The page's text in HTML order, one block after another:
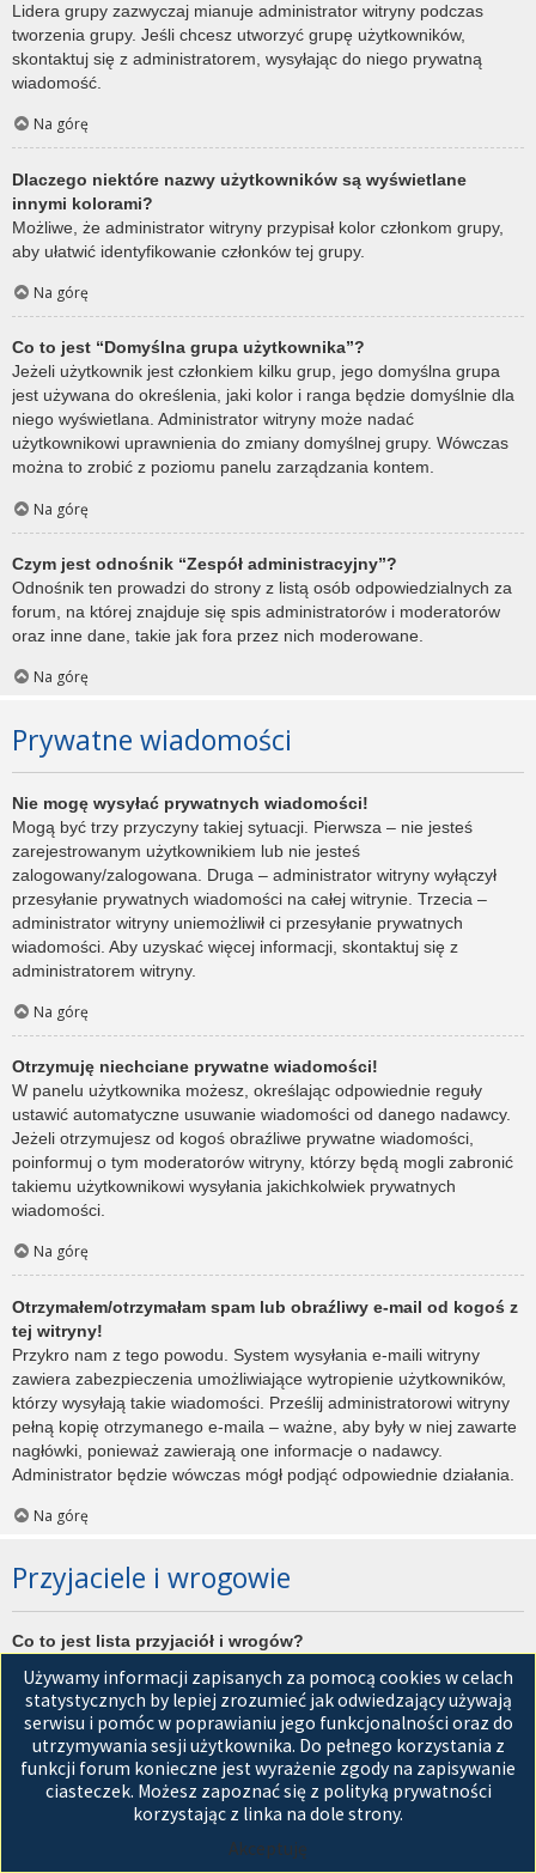
Lidera grupy zazwyczaj mianuje administrator witryny podczas
tworzenia grupy. Jeśli chcesz utworzyć grupę użytkowników,
skontaktuj się z administratorem, wysyłając do niego prywatną
wiadomość.
Na górę
Dlaczego niektóre nazwy użytkowników są wyświetlane
innymi kolorami?
Możliwe, że administrator witryny przypisał kolor członkom grupy,
aby ułatwić identyfikowanie członków tej grupy.
Na górę
Co to jest “Domyślna grupa użytkownika”?
Jeżeli użytkownik jest członkiem kilku grup, jego domyślna grupa
jest używana do określenia, jaki kolor i ranga będzie domyślnie dla
niego wyświetlana. Administrator witryny może nadać
użytkownikowi uprawnienia do zmiany domyślnej grupy. Wówczas
można to zrobić z poziomu panelu zarządzania kontem.
Na górę
Czym jest odnośnik “Zespół administracyjny”?
Odnośnik ten prowadzi do strony z listą osób odpowiedzialnych za
forum, na której znajduje się spis administratorów i moderatorów
oraz inne dane, takie jak fora przez nich moderowane.
Na górę
Prywatne wiadomości
Nie mogę wysyłać prywatnych wiadomości!
Mogą być trzy przyczyny takiej sytuacji. Pierwsza – nie jesteś
zarejestrowanym użytkownikiem lub nie jesteś
zalogowany/zalogowana. Druga – administrator witryny wyłączył
przesyłanie prywatnych wiadomości na całej witrynie. Trzecia –
administrator witryny uniemożliwił ci przesyłanie prywatnych
wiadomości. Aby uzyskać więcej informacji, skontaktuj się z
administratorem witryny.
Na górę
Otrzymuję niechciane prywatne wiadomości!
W panelu użytkownika możesz, określając odpowiednie reguły
ustawić automatyczne usuwanie wiadomości od danego nadawcy.
Jeżeli otrzymujesz od kogoś obraźliwe prywatne wiadomości,
poinformuj o tym moderatorów witryny, którzy będą mogli zabronić
takiemu użytkownikowi wysyłania jakichkolwiek prywatnych
wiadomości.
Na górę
Otrzymałem/otrzymałam spam lub obraźliwy e-mail od kogoś z
tej witryny!
Przykro nam z tego powodu. System wysyłania e-maili witryny
zawiera zabezpieczenia umożliwiające wytropienie użytkowników,
którzy wysyłają takie wiadomości. Prześlij administratorowi witryny
pełną kopię otrzymanego e-maila – ważne, aby były w niej zawarte
nagłówki, ponieważ zawierają one informacje o nadawcy.
Administrator będzie wówczas mógł podjąć odpowiednie działania.
Na górę
Przyjaciele i wrogowie
Co to jest lista przyjaciół i wrogów?
użytkowników witryny. Użytkownicy dodani do listy przyjaciół będą
wyświetleni na karciePrzyjacieleznajdującej się w panelu
zarządzania kontem. Z tego poziomu można szybko sprawdzić ich
status, a także wysłać prywatną wiadomość. Zależnie od
używanego stylu witryny, posty tych użytkowników mogą być
wyróżniane. Jeśli użytkownik zostanie dodany do listy wrogów,
Używamy informacji zapisanych za pomocą cookies w celach
statystycznych by lepiej zrozumieć jak odwiedzający używają
serwisu i pomóc w poprawianiu jego funkcjonalności oraz do
utrzymywania sesji użytkownika. Do pełnego korzystania z
funkcji forum konieczne jest wyrażenie zgody na zapisywanie
ciasteczek. Możesz zapoznać się z polityką prywatności
korzystając z linka na dole strony.
Akceptuję